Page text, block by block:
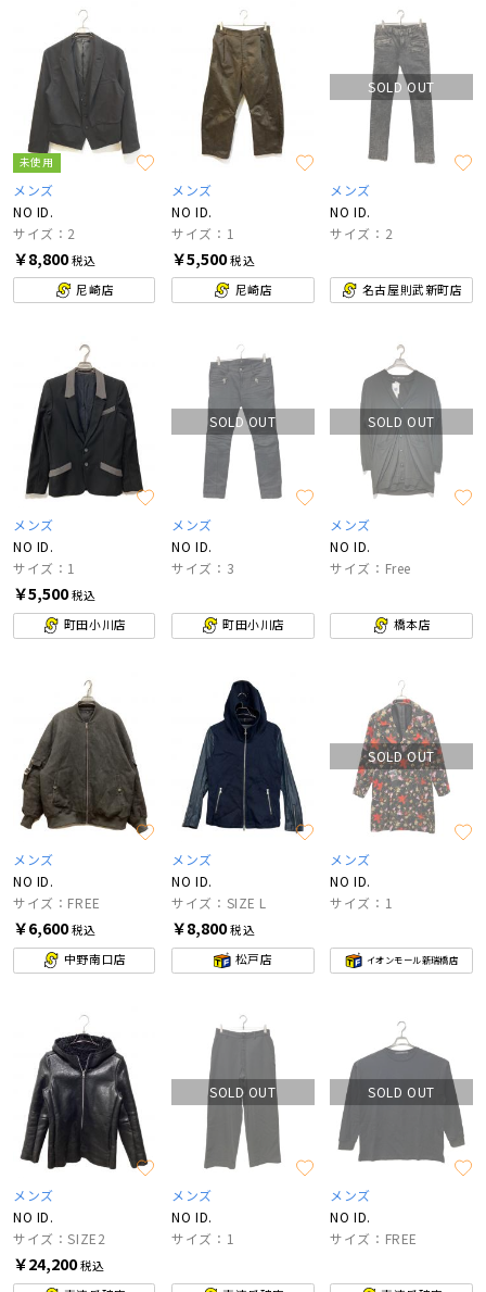
未使用
メンズ
NO ID.
サイズ：2
￥8,800税込
尼崎店
メンズ
NO ID.
サイズ：1
￥5,500税込
尼崎店
SOLD OUT
メンズ
NO ID.
サイズ：2
名古屋則武新町店
メンズ
NO ID.
サイズ：1
￥5,500税込
町田小川店
SOLD OUT
メンズ
NO ID.
サイズ：3
町田小川店
SOLD OUT
メンズ
NO ID.
サイズ：Free
橋本店
メンズ
NO ID.
サイズ：FREE
￥6,600税込
中野南口店
メンズ
NO ID.
サイズ：SIZE L
￥8,800税込
松戸店
SOLD OUT
メンズ
NO ID.
サイズ：1
イオンモール新瑞橋店
メンズ
NO ID.
サイズ：SIZE2
￥24,200税込
SOLD OUT
メンズ
NO ID.
サイズ：1
SOLD OUT
メンズ
NO ID.
サイズ：FREE